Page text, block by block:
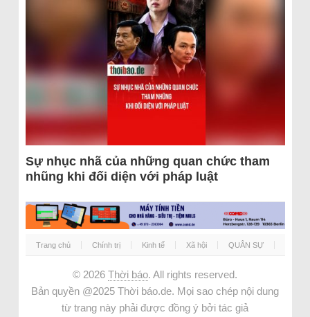
Sự nhục nhã của những quan chức tham
nhũng khi đối diện với pháp luật
Trang chủ Chính trị Kinh tế Xã hội QUÂN SỰ
© 2026 Thời báo. All rights reserved.
Bản quyền @2025 Thời báo.de. Mọi sao chép nội dung
từ trang này phải được đồng ý bởi tác giả